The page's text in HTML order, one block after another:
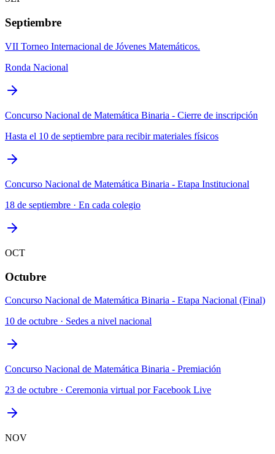
Septiembre
VII Torneo Internacional de Jóvenes Matemáticos.
Ronda Nacional
Concurso Nacional de Matemática Binaria - Cierre de inscripción
Hasta el 10 de septiembre para recibir materiales físicos
Concurso Nacional de Matemática Binaria - Etapa Institucional
18 de septiembre · En cada colegio
OCT
Octubre
Concurso Nacional de Matemática Binaria - Etapa Nacional (Final)
10 de octubre · Sedes a nivel nacional
Concurso Nacional de Matemática Binaria - Premiación
23 de octubre · Ceremonia virtual por Facebook Live
NOV